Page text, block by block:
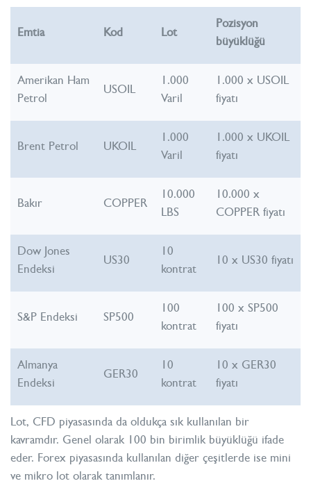
Emtia Kod Lot
Pozisyon
büyüklüğü
Amerikan Ham
Petrol
USOIL
1.000
Varil
1.000 x USOIL
fiyatı
Brent Petrol UKOIL
1.000
Varil
1.000 x UKOIL
fiyatı
Bakır COPPER
10.000
LBS
10.000 x
COPPER fiyatı
Dow Jones
Endeksi
US30
10
kontrat
10 x US30 fiyatı
S&P Endeksi SP500
100
kontrat
100 x SP500
fiyatı
Almanya
Endeksi
GER30
10
kontrat
10 x GER30
fiyatı
Lot, CFD piyasasında da oldukça sık kullanılan bir
kavramdır. Genel olarak 100 bin birimlik büyüklüğü ifade
eder. Forex piyasasında kullanılan diğer çeşitlerde ise mini
ve mikro lot olarak tanımlanır.